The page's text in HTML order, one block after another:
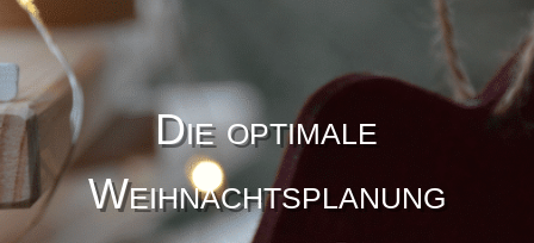
Die optimale
Weihnachtsplanung